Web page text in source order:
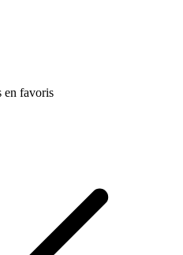
en favoris